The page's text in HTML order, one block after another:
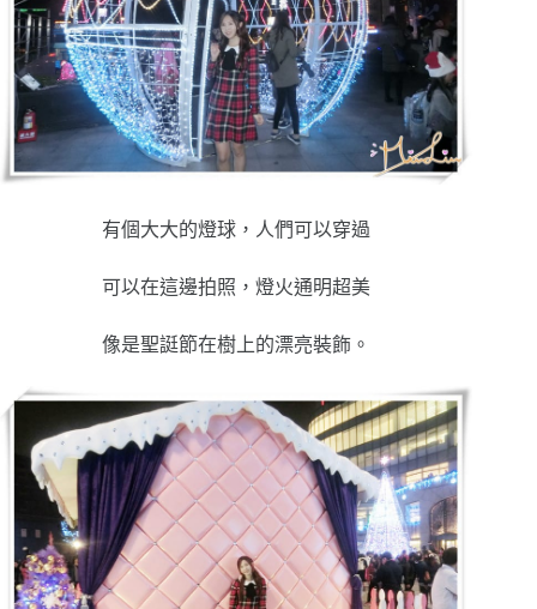
有個大大的燈球，人們可以穿過
可以在這邊拍照，燈火通明超美
像是聖誔節在樹上的漂亮裝飾。